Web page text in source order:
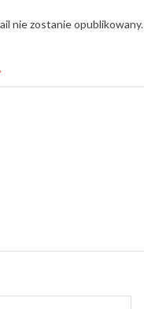
nie zostanie opublikowany.